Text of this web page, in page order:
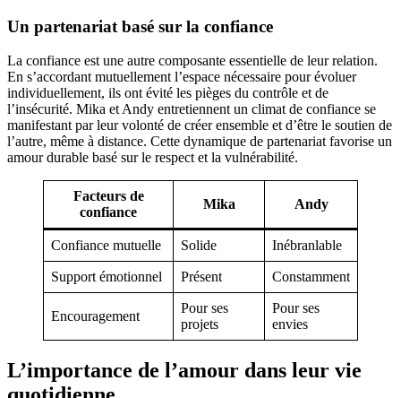
Un partenariat basé sur la confiance
La confiance est une autre composante essentielle de leur relation.
En s’accordant mutuellement l’espace nécessaire pour évoluer
individuellement, ils ont évité les pièges du contrôle et de
l’insécurité. Mika et Andy entretiennent un climat de confiance se
manifestant par leur volonté de créer ensemble et d’être le soutien de
l’autre, même à distance. Cette dynamique de partenariat favorise un
amour durable basé sur le respect et la vulnérabilité.
Facteurs de
confiance
Mika Andy
Confiance mutuelle Solide Inébranlable
Support émotionnel Présent Constamment
Encouragement
Pour ses
projets
Pour ses
envies
L’importance de l’amour dans leur vie